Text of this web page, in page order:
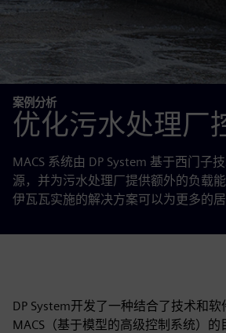
案例分析
优化污水处理厂
MACS 系统由 DP System 基于西门子
源，并为污水处理厂提供额外的负载
伊瓦瓦实施的解决方案可以为更多的居
DP System开发了一种结合了技术和软
MACS（基于模型的高级控制系统）